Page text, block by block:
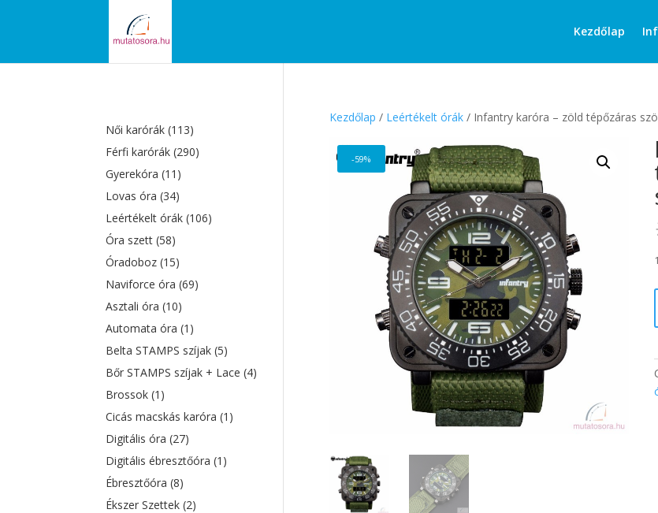
Kezdőlap
search
Kezdőlap / Leértékelt órák/ Infantry karóra – zöld tépőzáras
-59%
-
Női karórák(113)
Férfi karórák(290)
Gyerekóra(11)
Lovas óra(34)
Leértékelt órák(106)
Óra szett(58)
Óradoboz(15)
Naviforce óra(69)
Asztali óra(10)
Automata óra(1)
Belta STAMPS szíjak(5)
Bőr STAMPS szíjak + Lace(4)
Brossok(1)
Cicás macskás karóra(1)
Digitális óra(27)
Digitális ébresztőóra(1)
Ébresztőóra(8)
Ékszer Szettek(2)